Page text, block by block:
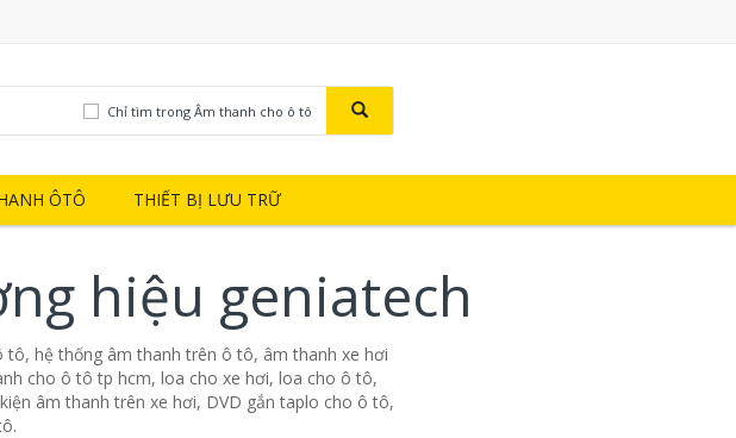
Chỉ tìm trong Âm thanh cho ô tô
ÔTÔ THIẾT BỊ LƯU TRỮ
hiệu geniatech
hệ thống âm thanh trên ô tô, âm thanh xe hơi
cho ô tô tp hcm, loa cho xe hơi, loa cho ô tô,
âm thanh trên xe hơi, DVD gắn taplo cho ô tô,